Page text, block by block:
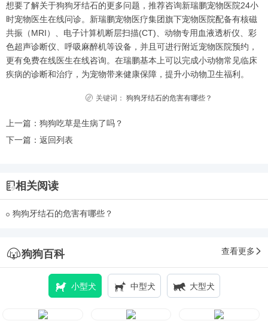
想要了解关于狗狗牙结石的更多问题，推荐咨询新瑞鹏宠物医院24小
时宠物医生在线问诊。新瑞鹏宠物医疗集团旗下宠物医院配备有核磁
共振（MRI）、电子计算机断层扫描(CT)、动物专用血液透析仪、彩
色超声诊断仪、呼吸麻醉机等设备，并且可进行附近宠物医院预约，
更有免费在线医生在线咨询。在瑞鹏基本上可以完成小动物常见临床
疾病的诊断和治疗，为宠物带来健康保障，提升小动物卫生福利。
关键词： 狗狗牙结石的危害有哪些？
上一篇： 狗狗吃草是生病了吗？
下一篇： 返回列表
相关阅读
狗狗牙结石的危害有哪些？
狗狗百科 查看更多
小型犬 中型犬 大型犬